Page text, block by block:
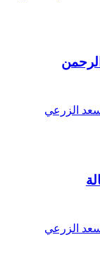
سعد الزرعي
سعد الزرعي